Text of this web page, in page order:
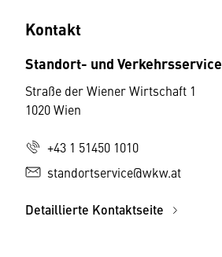
Kontakt
Standort- und Verkehrsservice
Straße der Wiener Wirtschaft 1
1020 Wien
+43 1 51450 1010
standortservice@wkw.at
Detaillierte Kontaktseite